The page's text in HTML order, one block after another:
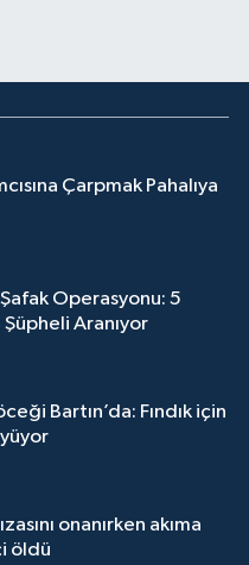
Çarpmak Pahalıya
Operasyonu: 5
Aranıyor
Bartın’da: Fındık için
onanırken akıma
öldü